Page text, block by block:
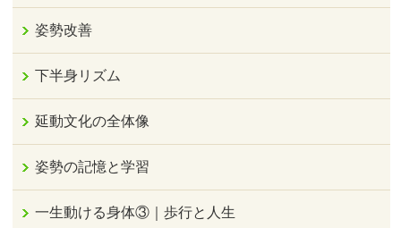
姿勢改善
下半身リズム
延動文化の全体像
姿勢の記憶と学習
一生動ける身体③｜歩行と人生